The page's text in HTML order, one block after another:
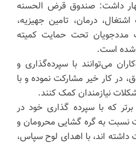
داشت: صندوق قرض الحسنه
درمان، تامین جهیزیه،
تحت حمایت کمیته
شده است.
می‌توانند با سپرده‌گذاری و
در کار خیر مشارکت نموده و با
نیازمندان کمک کنند.
که با سپرده گذاری خود در
نسبت به گره گشایی محرومان و
داشته اند، با اهدای لوح سپاس،